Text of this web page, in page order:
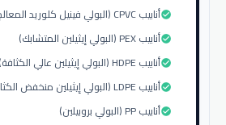
أنابيب CPVC (البولي فينيل كلوريد المعالج بالكلور)check_circle
أنابيب PEX (البولي إيثيلين المتشابك)check_circle
أنابيب HDPE (البولي إيثيلين عالي الكثافة)check_circle
أنابيب LDPE (البولي إيثيلين منخفض الكثافة)check_circle
أنابيب PP (البولي بروبيلين)check_circle